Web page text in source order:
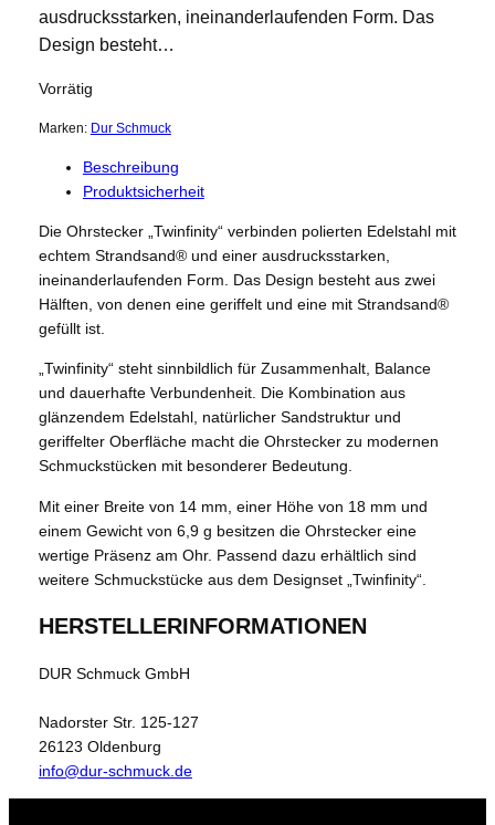
ausdrucksstarken, ineinanderlaufenden Form. Das
Design besteht…
Vorrätig
Marken: Dur Schmuck
Beschreibung
Produktsicherheit
Die Ohrstecker „Twinfinity“ verbinden polierten Edelstahl mit
echtem Strandsand® und einer ausdrucksstarken,
ineinanderlaufenden Form. Das Design besteht aus zwei
Hälften, von denen eine geriffelt und eine mit Strandsand®
gefüllt ist.
„Twinfinity“ steht sinnbildlich für Zusammenhalt, Balance
und dauerhafte Verbundenheit. Die Kombination aus
glänzendem Edelstahl, natürlicher Sandstruktur und
geriffelter Oberfläche macht die Ohrstecker zu modernen
Schmuckstücken mit besonderer Bedeutung.
Mit einer Breite von 14 mm, einer Höhe von 18 mm und
einem Gewicht von 6,9 g besitzen die Ohrstecker eine
wertige Präsenz am Ohr. Passend dazu erhältlich sind
weitere Schmuckstücke aus dem Designset „Twinfinity“.
HERSTELLERINFORMATIONEN
DUR Schmuck GmbH
Nadorster Str. 125-127
26123 Oldenburg
info@dur-schmuck.de